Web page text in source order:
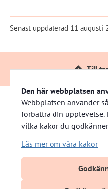
Den här webbplatsen
Webbplatsen använder
förbättra din upplevelse.
vilka kakor du
Läs mer om våra kakor
Senast uppdaterad 11 augusti
Till
Härnösandshus
Växel: 0611-882 00
E-post: